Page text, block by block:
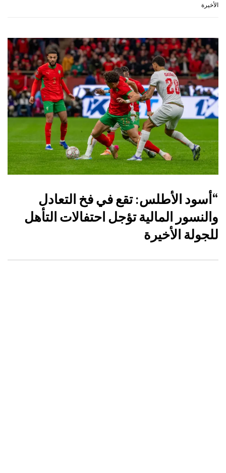
الأخيرة
“أسود الأطلس: تقع في فخ التعادل
والنسور المالية تؤجل احتفالات التأهل
للجولة الأخيرة